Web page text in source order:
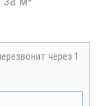
через 1